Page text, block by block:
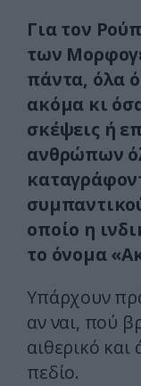
Για τον
των
πάντα, όλα
ακόμα κι
σκέψεις ή
ανθρώπων
οποίο η
το όνομα
Υπάρχουν
αν ναι, πού
αιθερικό
πεδίο.